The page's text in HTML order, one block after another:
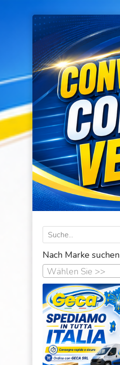
Nach Marke suchen
Wählen Sie >>